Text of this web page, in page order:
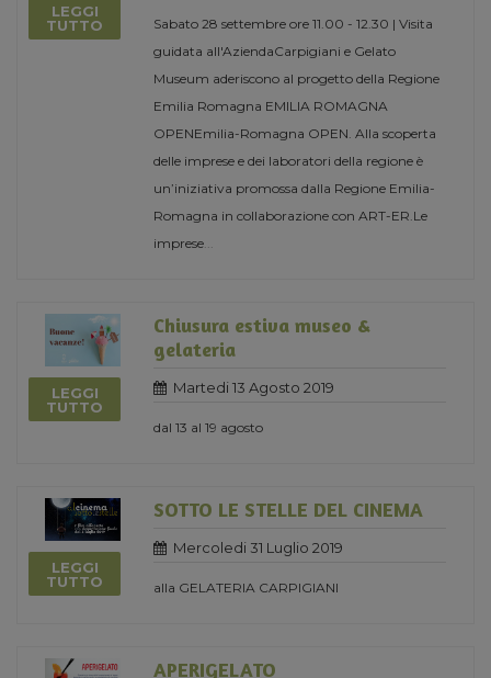
LEGGI
TUTTO
Sabato 28 settembre ore 11.00 - 12.30 | Visita
guidata all'AziendaCarpigiani e Gelato
Museum aderiscono al progetto della Regione
Emilia Romagna EMILIA ROMAGNA
OPENEmilia-Romagna OPEN. Alla scoperta
delle imprese e dei laboratori della regione è
un’iniziativa promossa dalla Regione Emilia-
Romagna in collaborazione con ART-ER.Le
imprese
LEGGI
TUTTO
Chiusura estiva museo &
gelateria
Martedi 13 Agosto 2019
dal 13 al 19 agosto
LEGGI
TUTTO
SOTTO LE STELLE DEL CINEMA
Mercoledi 31 Luglio 2019
alla GELATERIA CARPIGIANI
APERIGELATO